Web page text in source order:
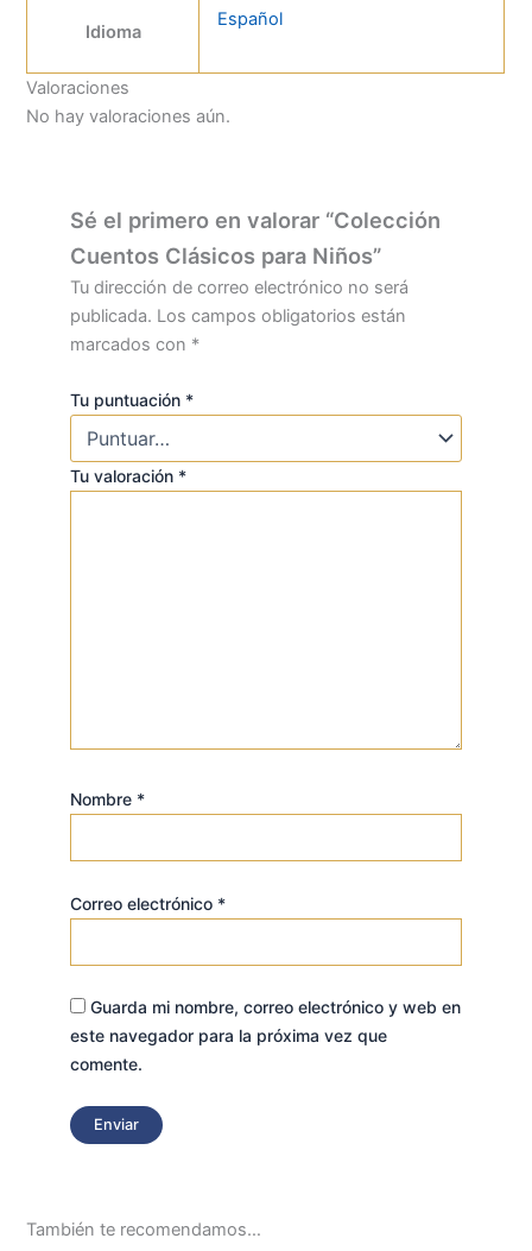
Idioma
Español
Valoraciones
No hay valoraciones aún.
Sé el primero en valorar “Colección
Cuentos Clásicos para Niños”
Tu dirección de correo electrónico no será
publicada. Los campos obligatorios están
marcados con *
Tu puntuación *
Tu valoración *
Nombre *
Correo electrónico *
Guarda mi nombre, correo electrónico y web en
este navegador para la próxima vez que
comente.
También te recomendamos…